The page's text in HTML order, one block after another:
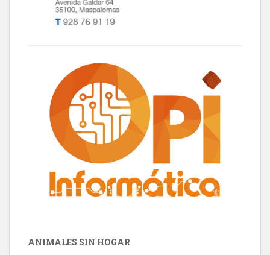
ANIMALES SIN HOGAR